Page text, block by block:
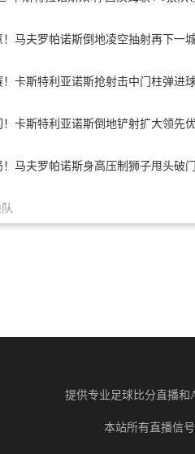
马夫罗帕诺斯倒地凌空抽射再下一
卡斯特利亚诺斯抢射击中门柱弹进
卡斯特利亚诺斯倒地铲射扩大领先
马夫罗帕诺斯身高压制狮子甩头破门
提供专业足球比分直播
本站所有直播信